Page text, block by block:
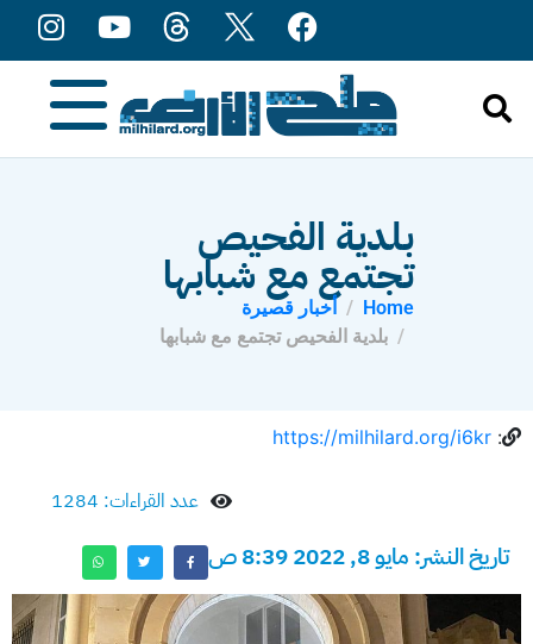
بلدية الفحيص
تجتمع مع شبابها
Home
أخبار قصيرة
بلدية الفحيص تجتمع مع شبابها
:
https://milhilard.org/i6kr
عدد القراءات: 1284
تاريخ النشر: مايو 8, 2022 8:39 ص